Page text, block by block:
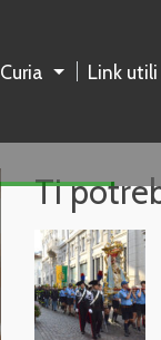
Curia Link utili
Ti